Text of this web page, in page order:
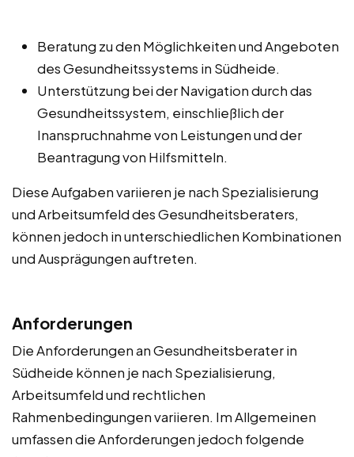
Beratung zu den Möglichkeiten und Angeboten
des Gesundheitssystems in Südheide.
Unterstützung bei der Navigation durch das
Gesundheitssystem, einschließlich der
Inanspruchnahme von Leistungen und der
Beantragung von Hilfsmitteln.
Diese Aufgaben variieren je nach Spezialisierung
und Arbeitsumfeld des Gesundheitsberaters,
können jedoch in unterschiedlichen Kombinationen
und Ausprägungen auftreten.
Anforderungen
Die Anforderungen an Gesundheitsberater in
Südheide können je nach Spezialisierung,
Arbeitsumfeld und rechtlichen
Rahmenbedingungen variieren. Im Allgemeinen
umfassen die Anforderungen jedoch folgende